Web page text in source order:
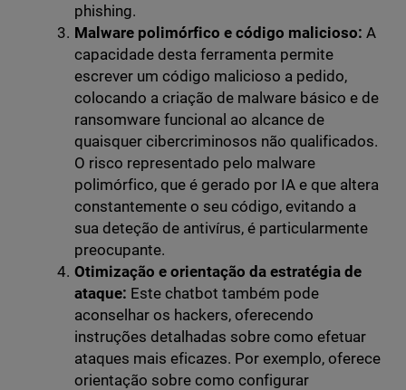
phishing.
Malware polimórfico e código malicioso: A
capacidade desta ferramenta permite
escrever um código malicioso a pedido,
colocando a criação de malware básico e de
ransomware funcional ao alcance de
quaisquer cibercriminosos não qualificados.
O risco representado pelo malware
polimórfico, que é gerado por IA e que altera
constantemente o seu código, evitando a
sua deteção de antivírus, é particularmente
preocupante.
Otimização e orientação da estratégia de
ataque: Este chatbot também pode
aconselhar os hackers, oferecendo
instruções detalhadas sobre como efetuar
ataques mais eficazes. Por exemplo, oferece
orientação sobre como configurar